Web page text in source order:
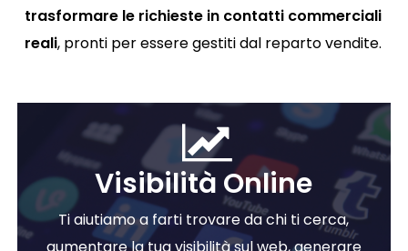
trasformare le richieste in contatti commerciali
reali, pronti per essere gestiti dal reparto vendite.
Visibilità Online
Ti aiutiamo a farti trovare da chi ti cerca,
aumentare la tua visibilità sul web, generare